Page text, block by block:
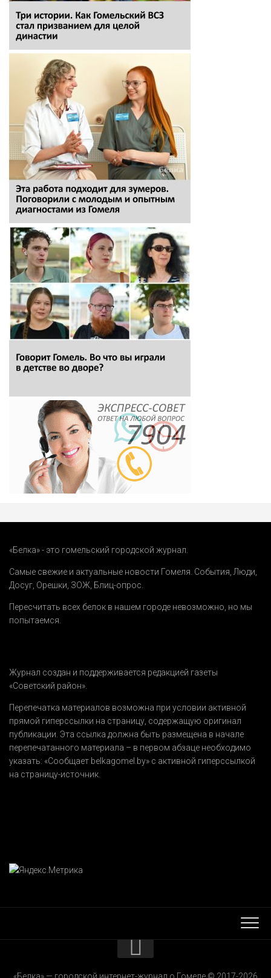
«Белка» - это гомельский городской журнал.
Самые свежие и актуальные новости Гомеля. События,Люди,
Досуг, Орешки, ЗОЖ, Блиц-опрос.
Пересчитать всех белок в нашем городе невозможно, но мы
попытаемся.
Журнал создан и поддерживается редакцией газеты
«Советский район».
Перепечатка материалов возможна при условии активной
прямой гиперссылки на страницу, содержащую оригинал
публикации. Эта ссылка должна быть размещена в начале
перепечатанного материала – в первом абзаце необходимо
указать: «Сообщает belkagomel.by» с активной гиперссылкой
на страницу-источник.